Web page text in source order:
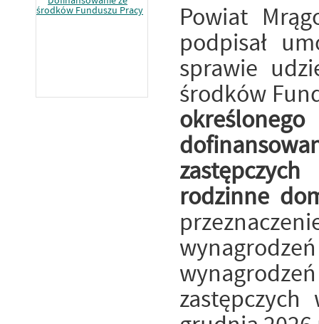
Powiat
podpisał
sprawie
środków
rodzinne